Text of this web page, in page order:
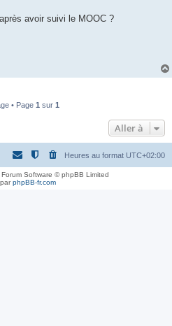
avoir suivi le MOOC ?
• Page 1 sur 1
Aller à
Heures au format UTC+02:00
Software © phpBB Limited
phpBB-fr.com